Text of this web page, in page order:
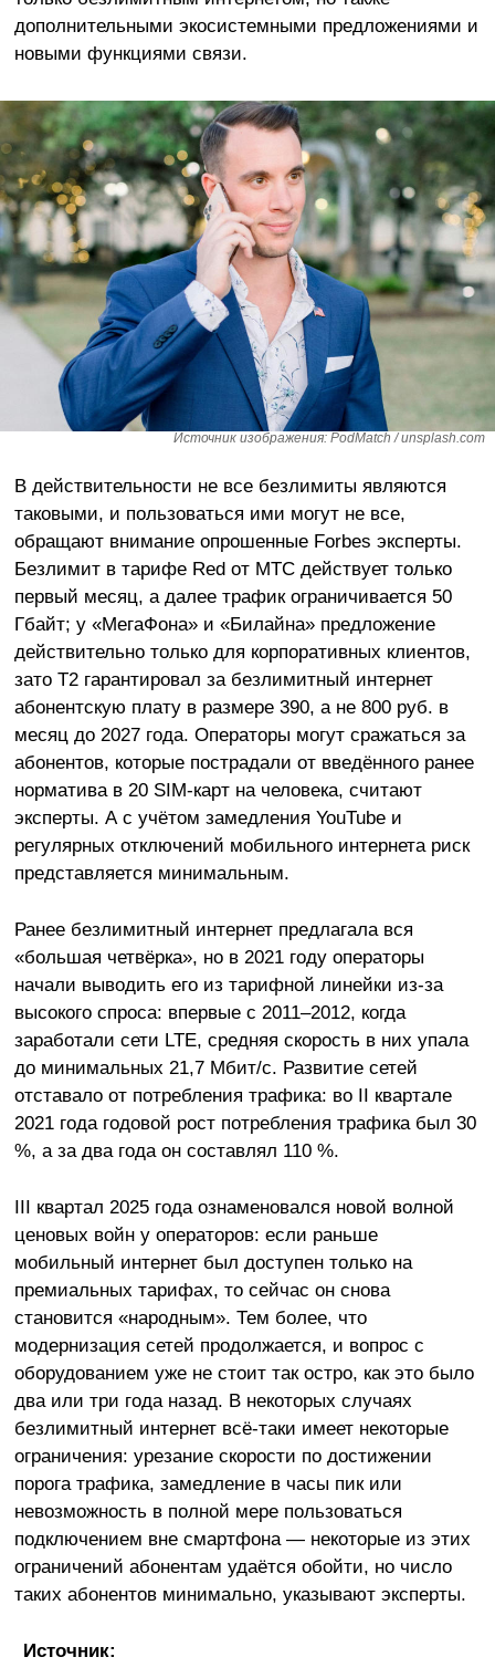
дополнительными экосистемными предложениями и
новыми функциями связи.
Источник изображения: PodMatch / unsplash.com
В действительности не все безлимиты являются
таковыми, и пользоваться ими могут не все,
обращают внимание опрошенные Forbes эксперты.
Безлимит в тарифе Red от МТС действует только
первый месяц, а далее трафик ограничивается 50
Гбайт; у «МегаФона» и «Билайна» предложение
действительно только для корпоративных клиентов,
зато T2 гарантировал за безлимитный интернет
абонентскую плату в размере 390, а не 800 руб. в
месяц до 2027 года. Операторы могут сражаться за
абонентов, которые пострадали от введённого ранее
норматива в 20 SIM-карт на человека, считают
эксперты. А с учётом замедления YouTube и
регулярных отключений мобильного интернета риск
представляется минимальным.
Ранее безлимитный интернет предлагала вся
«большая четвёрка», но в 2021 году операторы
начали выводить его из тарифной линейки из-за
высокого спроса: впервые с 2011–2012, когда
заработали сети LTE, средняя скорость в них упала
до минимальных 21,7 Мбит/с. Развитие сетей
отставало от потребления трафика: во II квартале
2021 года годовой рост потребления трафика был 30
%, а за два года он составлял 110 %.
III квартал 2025 года ознаменовался новой волной
ценовых войн у операторов: если раньше
мобильный интернет был доступен только на
премиальных тарифах, то сейчас он снова
становится «народным». Тем более, что
модернизация сетей продолжается, и вопрос с
оборудованием уже не стоит так остро, как это было
два или три года назад. В некоторых случаях
безлимитный интернет всё-таки имеет некоторые
ограничения: урезание скорости по достижении
порога трафика, замедление в часы пик или
невозможность в полной мере пользоваться
подключением вне смартфона — некоторые из этих
ограничений абонентам удаётся обойти, но число
таких абонентов минимально, указывают эксперты.
Источник: